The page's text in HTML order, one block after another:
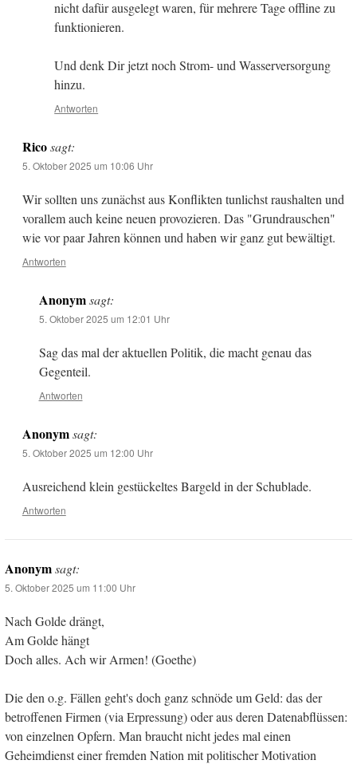
nicht dafür ausgelegt waren, für mehrere Tage offline zu
funktionieren.
Und denk Dir jetzt noch Strom- und Wasserversorgung
hinzu.
Antworten
Rico sagt:
5. Oktober 2025 um 10:06 Uhr
Wir sollten uns zunächst aus Konflikten tunlichst raushalten und
vorallem auch keine neuen provozieren. Das "Grundrauschen"
wie vor paar Jahren können und haben wir ganz gut bewältigt.
Antworten
Anonym sagt:
5. Oktober 2025 um 12:01 Uhr
Sag das mal der aktuellen Politik, die macht genau das
Gegenteil.
Antworten
Anonym sagt:
5. Oktober 2025 um 12:00 Uhr
Ausreichend klein gestückeltes Bargeld in der Schublade.
Antworten
Anonymsagt:
5. Oktober 2025 um 11:00 Uhr
Nach Golde drängt,
Am Golde hängt
Doch alles. Ach wir Armen! (Goethe)
Die den o.g. Fällen geht's doch ganz schnöde um Geld: das der
betroffenen Firmen (via Erpressung) oder aus deren Datenabflüssen:
von einzelnen Opfern. Man braucht nicht jedes mal einen
Geheimdienst einer fremden Nation mit politischer Motivation